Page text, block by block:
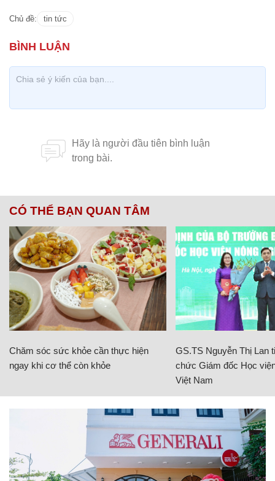
Chủ đề: tin tức
CÓ THỂ BẠN QUAN TÂM
Chăm sóc sức khỏe cần thực hiện
ngay khi cơ thể còn khỏe
GS.TS Nguyễn Thị Lan
chức Giám đốc Học
Việt Nam